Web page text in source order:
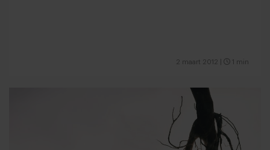
2 maart 2012 1 min